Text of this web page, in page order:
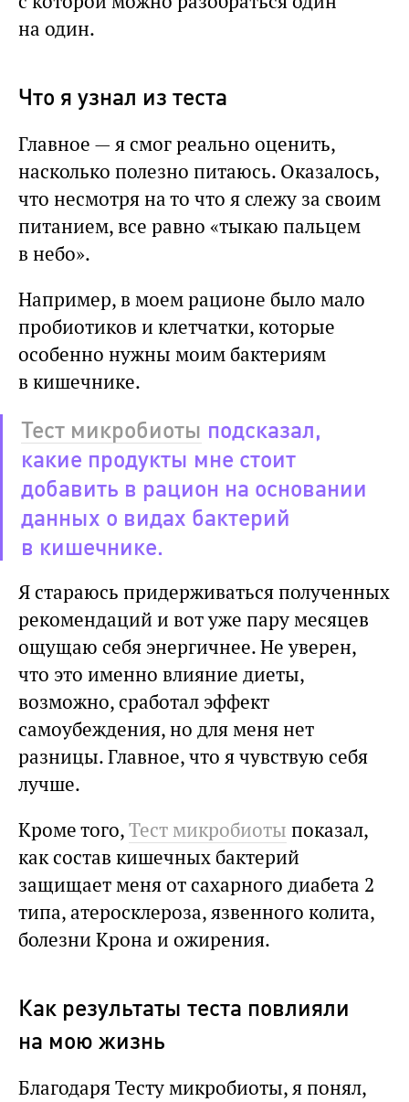
на один.
Что я узнал из теста
Главное — я смог реально оценить,
насколько полезно питаюсь. Оказалось,
что несмотря на то что я слежу за своим
питанием, все равно «тыкаю пальцем
в небо».
Например, в моем рационе было мало
пробиотиков и клетчатки, которые
особенно нужны моим бактериям
в кишечнике.
Тест микробиоты подсказал,
какие продукты мне стоит
добавить в рацион на основании
данных о видах бактерий
в кишечнике.
Я стараюсь придерживаться полученных
рекомендаций и вот уже пару месяцев
ощущаю себя энергичнее. Не уверен,
что это именно влияние диеты,
возможно, сработал эффект
самоубеждения, но для меня нет
разницы. Главное, что я чувствую себя
лучше.
Кроме того,Тест микробиоты показал,
как состав кишечных бактерий
защищает меня от сахарного диабета 2
типа, атеросклероза, язвенного колита,
болезни Крона и ожирения.
Как результаты теста повлияли
на мою жизнь
Благодаря Тесту микробиоты, я понял,